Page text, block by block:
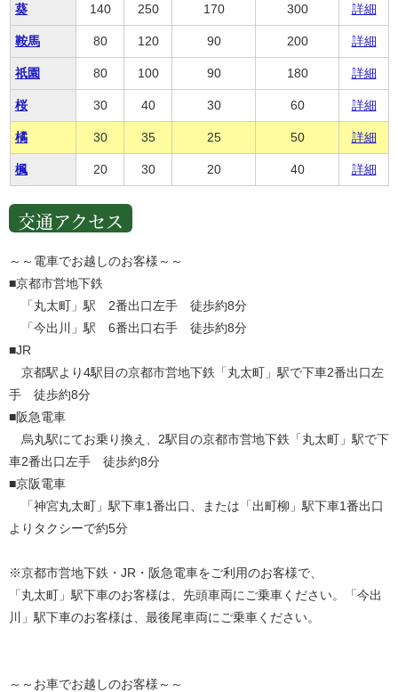
葵 140 250 170 300 詳細
鞍馬 80 120 90 200 詳細
祇園 80 100 90 180 詳細
桜 30 40 30 60 詳細
橘 30 35 25 50 詳細
楓 20 30 20 40 詳細
交通アクセス
～～電車でお越しのお客様～～
■京都市営地下鉄
「丸太町」駅 2番出口左手 徒歩約8分
「今出川」駅 6番出口右手 徒歩約8分
■JR
京都駅より4駅目の京都市営地下鉄「丸太町」駅で下車2番出口左
手 徒歩約8分
■阪急電車
烏丸駅にてお乗り換え、2駅目の京都市営地下鉄「丸太町」駅で下
車2番出口左手 徒歩約8分
■京阪電車
「神宮丸太町」駅下車1番出口、または「出町柳」駅下車1番出口
よりタクシーで約5分
※京都市営地下鉄・JR・阪急電車をご利用のお客様で、
「丸太町」駅下車のお客様は、先頭車両にご乗車ください。「今出
川」駅下車のお客様は、最後尾車両にご乗車ください。
～～お車でお越しのお客様～～